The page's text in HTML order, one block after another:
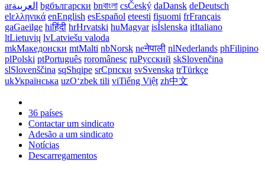
arالعربية bgбългарски bnবাংলা csČeský daDansk deDeutsch
elελληνικά enEnglish esEspañol eteesti fisuomi frFrançais
gaGaeilge hiहिंदी hrHrvatski huMagyar isÍslenska itItaliano
ltLietuvių lvLatviešu valoda
mkМакедонски mtMalti nbNorsk neनेपाली nlNederlands phFilipino
plPolski ptPortuguês roromânesc ruРусский skSlovenčina
slSlovenščina sqShqipe srСрпски svSvenska trTürkçe
ukУкраїнська uzOʻzbek tili viTiếng Việt zh中文
36 países
Contactar um sindicato
Adesão a um sindicato
Notícias
Descarregamentos